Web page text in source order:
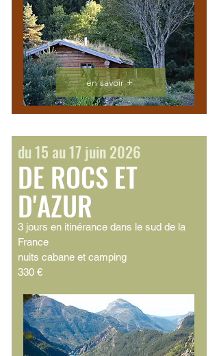
en savoir +
du 15 au 17 juin 2026
DE ROCS ET
D'AZUR
3 jours en itinérance dans le sud de la
France
nuits cabane et camping
330 €